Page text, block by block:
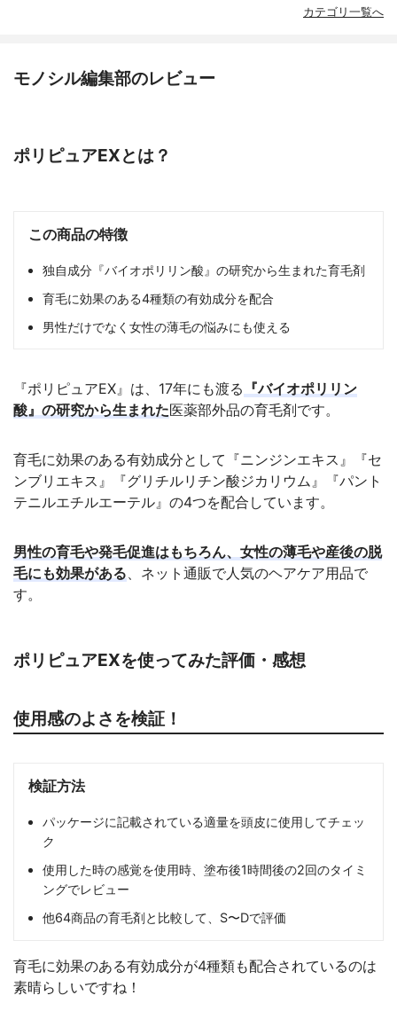
カテゴリ一覧へ
モノシル編集部のレビュー
ポリピュアEXとは？
この商品の特徴
独自成分『バイオポリリン酸』の研究から生まれた育毛剤
育毛に効果のある4種類の有効成分を配合
男性だけでなく女性の薄毛の悩みにも使える
『ポリピュアEX』は、17年にも渡る 『バイオポリリン
酸』の研究から生まれた医薬部外品の育毛剤です。
育毛に効果のある有効成分として『ニンジンエキス』『セ
ンブリエキス』『グリチルリチン酸ジカリウム』『パント
テニルエチルエーテル』の4つを配合しています。
男性の育毛や発毛促進はもちろん、女性の薄毛や産後の脱
毛にも効果がある、ネット通販で人気のヘアケア用品で
す。
ポリピュアEXを使ってみた評価・感想
使用感のよさを検証！
検証方法
パッケージに記載されている適量を頭皮に使用してチェッ
ク
使用した時の感覚を使用時、塗布後1時間後の2回のタイミ
ングでレビュー
他64商品の育毛剤と比較して、S〜Dで評価
育毛に効果のある有効成分が4種類も配合されているのは
素晴らしいですね！